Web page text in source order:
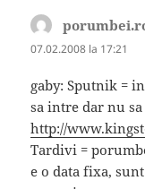
07.02.2008 la 17:21
gaby: Sputnik =
sa intre dar nu sa
http://
Tardivi =
e o data fixa,